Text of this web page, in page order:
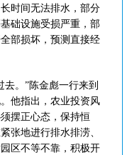
时间无法排水，部分
础设施受损严重，部
部损坏，预测直接经
。”陈金彪一行来到
他指出，农业投资风
摆正心态，保持恒
张地进行排水排涝、
区不等不靠，积极开